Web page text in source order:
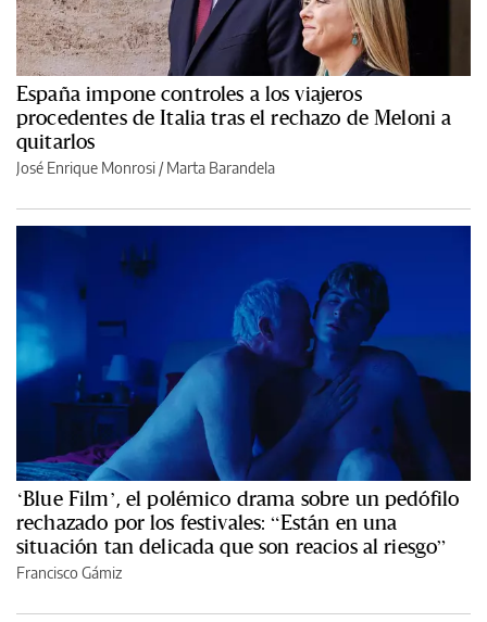
España impone controles a los viajeros
procedentes de Italia tras el rechazo de Meloni a
quitarlos
José Enrique Monrosi / Marta Barandela
‘Blue Film’, el polémico drama sobre un pedófilo
rechazado por los festivales: “Están en una
situación tan delicada que son reacios al riesgo”
Francisco Gámiz